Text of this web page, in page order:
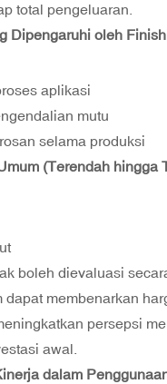
total pengeluaran.
Dipengaruhi oleh
aplikasi
mutu
selama produksi
(Terendah hingga
boleh dievaluasi
dapat membenarkan
persepsi
awal.
dalam